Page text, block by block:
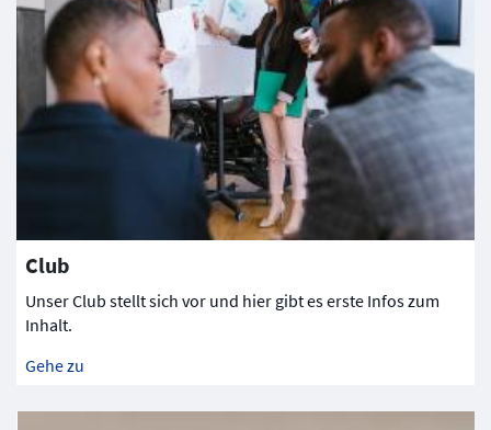
Club
Unser Club stellt sich vor und hier gibt es erste Infos zum
Inhalt.
Gehe zu